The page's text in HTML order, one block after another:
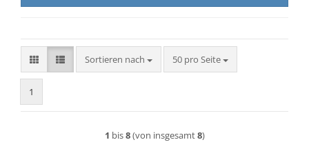
Sortieren nach
Sortieren nach 50 pro Seite
pro Seite
1
1 bis8(von insgesamt8)